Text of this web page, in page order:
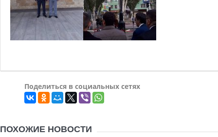
Поделиться в социальных сетях
ПОХОЖИЕ НОВОСТИ